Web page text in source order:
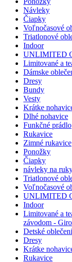
Návleky
Čiapky
Voľnočasové
Triatlonové
Indoor
UNLIMITED
Limitované a
Dámske
Dresy
Bundy
Vesty
Krátke
Dlhé nohavice
Funkčné prádlo
Rukavice
Zimné rukavice
Ponožky
Čiapky
návleky na
Triatlonové
Voľnočasové
UNLIMITED
Indoor
Limitované a
závodom -
Detské
Dresy
Krátke
Rukavice